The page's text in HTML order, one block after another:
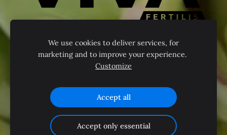
We use cookies to deliver services, for
marketing and to improve your experience.
Customize
Accept all
Accept only essential